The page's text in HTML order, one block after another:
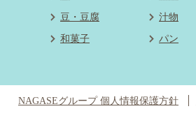
豆・豆腐
汁物
和菓子
パン
NAGASEグループ 個人情報保護方針